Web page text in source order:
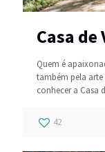
Casa de
Quem é
também pela
conhecer a Casa
42